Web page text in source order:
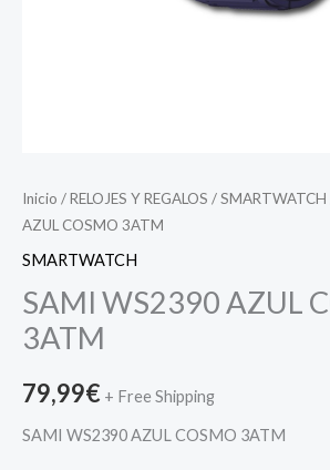
Inicio /RELOJES Y REGALOS /SMARTWATCH
AZUL COSMO 3ATM
SMARTWATCH
SAMI WS2390 AZUL
3ATM
79,99€ + Free Shipping
SAMI WS2390 AZUL COSMO 3ATM